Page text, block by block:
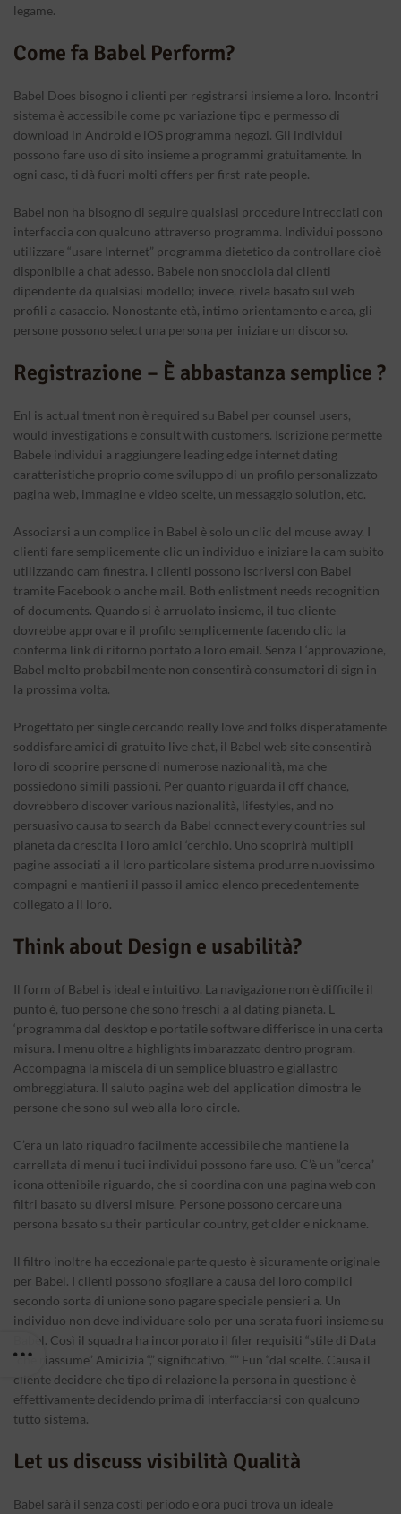
legame.
Come fa Babel Perform?
Babel Does bisogno i clienti per registrarsi insieme a loro. Incontri
sistema è accessibile come pc variazione tipo e permesso di
download in Android e iOS programma negozi. Gli individui
possono fare uso di sito insieme a programmi gratuitamente. In
ogni caso, ti dà fuori molti offers per first-rate people.
Babel non ha bisogno di seguire qualsiasi procedure intrecciati con
interfaccia con qualcuno attraverso programma. Individui possono
utilizzare “usare Internet” programma dietetico da controllare cioè
disponibile a chat adesso. Babele non snocciola dal clienti
dipendente da qualsiasi modello; invece, rivela basato sul web
profili a casaccio. Nonostante età, intimo orientamento e area, gli
persone possono select una persona per iniziare un discorso.
Registrazione – È abbastanza semplice ?
Enl is actual tment non è required su Babel per counsel users,
would investigations e consult with customers. Iscrizione permette
Babele individui a raggiungere leading edge internet dating
caratteristiche proprio come sviluppo di un profilo personalizzato
pagina web, immagine e video scelte, un messaggio solution, etc.
Associarsi a un complice in Babel è solo un clic del mouse away. I
clienti fare semplicemente clic un individuo e iniziare la cam subito
utilizzando cam finestra. I clienti possono iscriversi con Babel
tramite Facebook o anche mail. Both enlistment needs recognition
of documents. Quando si è arruolato insieme, il tuo cliente
dovrebbe approvare il profilo semplicemente facendo clic la
conferma link di ritorno portato a loro email. Senza l ‘approvazione,
Babel molto probabilmente non consentirà consumatori di sign in
la prossima volta.
Progettato per single cercando really love and folks disperatamente
soddisfare amici di gratuito live chat, il Babel web site consentirà
loro di scoprire persone di numerose nazionalità, ma che
possiedono simili passioni. Per quanto riguarda il off chance,
dovrebbero discover various nazionalità, lifestyles, and no
persuasivo causa to search da Babel connect every countries sul
pianeta da crescita i loro amici ‘cerchio. Uno scoprirà multipli
pagine associati a il loro particolare sistema produrre nuovissimo
compagni e mantieni il passo il amico elenco precedentemente
collegato a il loro.
Think about Design e usabilità?
Il form of Babel is ideal e intuitivo. La navigazione non è difficile il
punto è, tuo persone che sono freschi a al dating pianeta. L
‘programma dal desktop e portatile software differisce in una certa
misura. I menu oltre a highlights imbarazzato dentro program.
Accompagna la miscela di un semplice bluastro e giallastro
ombreggiatura. Il saluto pagina web del application dimostra le
persone che sono sul web alla loro circle.
C’era un lato riquadro facilmente accessibile che mantiene la
carrellata di menu i tuoi individui possono fare uso. C’è un “cerca”
icona ottenibile riguardo, che si coordina con una pagina web con
filtri basato su diversi misure. Persone possono cercare una
persona basato su their particular country, get older e nickname.
Il filtro inoltre ha eccezionale parte questo è sicuramente originale
per Babel. I clienti possono sfogliare a causa dei loro complici
secondo sorta di unione sono pagare speciale pensieri a. Un
individuo non deve individuare solo per una serata fuori insieme su
Babel. Così il squadra ha incorporato il filer requisiti “stile di Data
“che riassume” Amicizia “,” significativo, “” Fun “dal scelte. Causa il
cliente decidere che tipo di relazione la persona in questione è
effettivamente decidendo prima di interfacciarsi con qualcuno
tutto sistema.
Let us discuss visibilità Qualità
Babel sarà il senza costi periodo e ora puoi trova un ideale